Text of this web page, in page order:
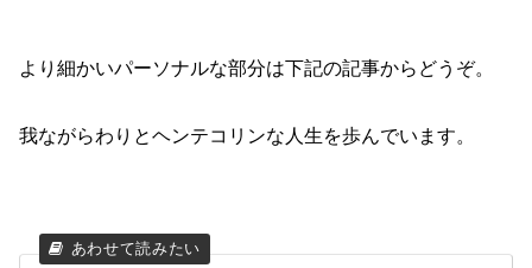
より細かいパーソナルな部分は下記の記事からどうぞ。
我ながらわりとヘンテコリンな人生を歩んでいます。